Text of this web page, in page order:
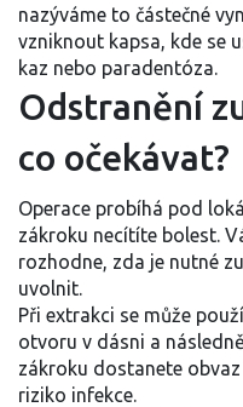
nazýváme to částečné
vzniknout kapsa, kde se
kaz nebo paradentóza.
Odstranění
co očekávat?
Operace probíhá pod
zákroku necítíte bolest.
rozhodne, zda je nutné
uvolnit.
Při extrakci se může
otvoru v dásni a
zákroku dostanete
riziko infekce.